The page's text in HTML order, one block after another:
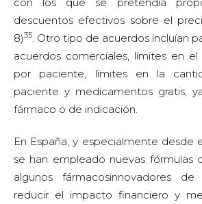
descuentos efectivos sobre el
8)35 . Otro tipo de acuerdos incluían
acuerdos comerciales, límites en
por paciente, límites en la
paciente y medicamentos gratis,
fármaco o de indicación.
En España, y especialmente desde
se han empleado nuevas fórmulas
algunos fármacosinnovadores
reducir el impacto financiero y